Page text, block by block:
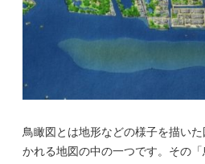
鳥瞰図とは地形などの様子を描い
かれる地図の中の一つです。その